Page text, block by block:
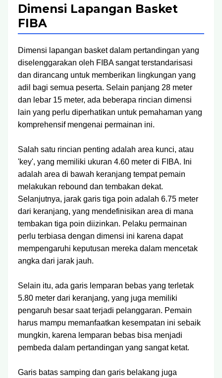
Dimensi Lapangan Basket
FIBA
Dimensi lapangan basket dalam pertandingan yang
diselenggarakan oleh FIBA sangat terstandarisasi
dan dirancang untuk memberikan lingkungan yang
adil bagi semua peserta. Selain panjang 28 meter
dan lebar 15 meter, ada beberapa rincian dimensi
lain yang perlu diperhatikan untuk pemahaman yang
komprehensif mengenai permainan ini.
Salah satu rincian penting adalah area kunci, atau
'key', yang memiliki ukuran 4.60 meter di FIBA. Ini
adalah area di bawah keranjang tempat pemain
melakukan rebound dan tembakan dekat.
Selanjutnya, jarak garis tiga poin adalah 6.75 meter
dari keranjang, yang mendefinisikan area di mana
tembakan tiga poin diizinkan. Pelaku permainan
perlu terbiasa dengan dimensi ini karena dapat
mempengaruhi keputusan mereka dalam mencetak
angka dari jarak jauh.
Selain itu, ada garis lemparan bebas yang terletak
5.80 meter dari keranjang, yang juga memiliki
pengaruh besar saat terjadi pelanggaran. Pemain
harus mampu memanfaatkan kesempatan ini sebaik
mungkin, karena lemparan bebas bisa menjadi
pembeda dalam pertandingan yang sangat ketat.
Garis batas samping dan garis belakang juga